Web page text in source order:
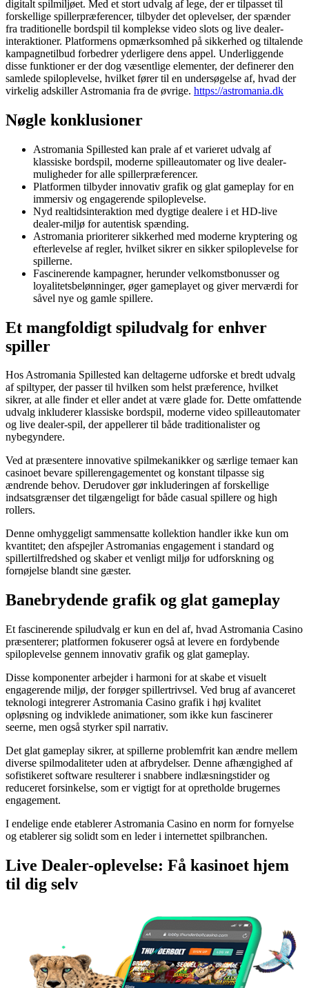
digitalt spilmiljøet. Med et stort udvalg af lege, der er tilpasset til
forskellige spillerpræferencer, tilbyder det oplevelser, der spænder
fra traditionelle bordspil til komplekse video slots og live dealer-
interaktioner. Platformens opmærksomhed på sikkerhed og tiltalende
kampagnetilbud forbedrer yderligere dens appel. Underliggende
disse funktioner er der dog væsentlige elementer, der definerer den
samlede spiloplevelse, hvilket fører til en undersøgelse af, hvad der
virkelig adskiller Astromania fra de øvrige. https://astromania.dk
Nøgle konklusioner
Astromania Spillested kan prale af et varieret udvalg af
klassiske bordspil, moderne spilleautomater og live dealer-
muligheder for alle spillerpræferencer.
Platformen tilbyder innovativ grafik og glat gameplay for en
immersiv og engagerende spiloplevelse.
Nyd realtidsinteraktion med dygtige dealere i et HD-live
dealer-miljø for autentisk spænding.
Astromania prioriterer sikkerhed med moderne kryptering og
efterlevelse af regler, hvilket sikrer en sikker spiloplevelse for
spillerne.
Fascinerende kampagner, herunder velkomstbonusser og
loyalitetsbelønninger, øger gameplayet og giver merværdi for
såvel nye og gamle spillere.
Et mangfoldigt spiludvalg for enhver
spiller
Hos Astromania Spillested kan deltagerne udforske et bredt udvalg
af spiltyper, der passer til hvilken som helst præference, hvilket
sikrer, at alle finder et eller andet at være glade for. Dette omfattende
udvalg inkluderer klassiske bordspil, moderne video spilleautomater
og live dealer-spil, der appellerer til både traditionalister og
nybegyndere.
Ved at præsentere innovative spilmekanikker og særlige temaer kan
casinoet bevare spillerengagementet og konstant tilpasse sig
ændrende behov. Derudover gør inkluderingen af forskellige
indsatsgrænser det tilgængeligt for både casual spillere og high
rollers.
Denne omhyggeligt sammensatte kollektion handler ikke kun om
kvantitet; den afspejler Astromanias engagement i standard og
spillertilfredshed og skaber et venligt miljø for udforskning og
fornøjelse blandt sine gæster.
Banebrydende grafik og glat gameplay
Et fascinerende spiludvalg er kun en del af, hvad Astromania Casino
præsenterer; platformen fokuserer også at levere en fordybende
spiloplevelse gennem innovativ grafik og glat gameplay.
Disse komponenter arbejder i harmoni for at skabe et visuelt
engagerende miljø, der forøger spillertrivsel. Ved brug af avanceret
teknologi integrerer Astromania Casino grafik i høj kvalitet
opløsning og indviklede animationer, som ikke kun fascinerer
seerne, men også styrker spil narrativ.
Det glat gameplay sikrer, at spillerne problemfrit kan ændre mellem
diverse spilmodaliteter uden at afbrydelser. Denne afhængighed af
sofistikeret software resulterer i snabbere indlæsningstider og
reduceret forsinkelse, som er vigtigt for at opretholde brugernes
engagement.
I endelige ende etablerer Astromania Casino en norm for fornyelse
og etablerer sig solidt som en leder i internettet spilbranchen.
Live Dealer-oplevelse: Få kasinoet hjem
til dig selv